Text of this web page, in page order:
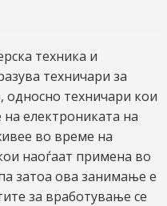
техника и
техничари за
односно техничари кои
електрониката на
во време на
наоѓаат примена во
затоа ова занимање е
за вработување се